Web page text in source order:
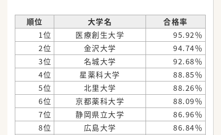
順位 大学名
合格率
1位
医療創生大学
95.92％
2位
金沢大学
94.74％
3位
名城大学
92.68％
4位
星薬科大学
88.85％
5位
北里大学
88.26％
6位
京都薬科大学
88.09％
7位
静岡県立大学
86.96％
8位
広島大学
86.84％